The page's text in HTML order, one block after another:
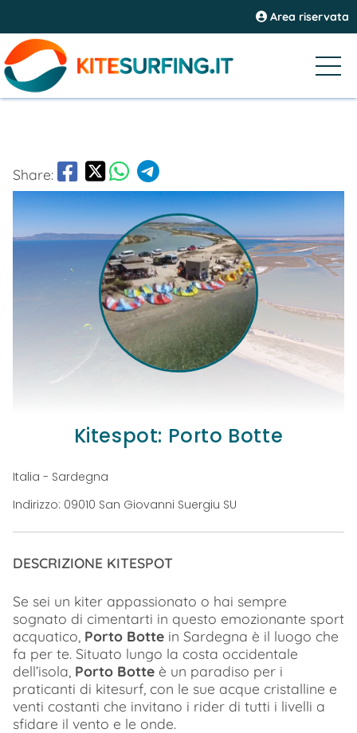
Area riservata
Share:
Kitespot: Porto Botte
Italia - Sardegna
Indirizzo: 09010 San Giovanni Suergiu SU
DESCRIZIONE KITESPOT
Se sei un kiter appassionato o hai sempre
sognato di cimentarti in questo emozionante sport
acquatico, Porto Botte in Sardegna è il luogo che
fa per te. Situato lungo la costa occidentale
dell’isola, Porto Botte è un paradiso per i
praticanti di kitesurf, con le sue acque cristalline e
venti costanti che invitano i rider di tutti i livelli a
sfidare il vento e le onde.